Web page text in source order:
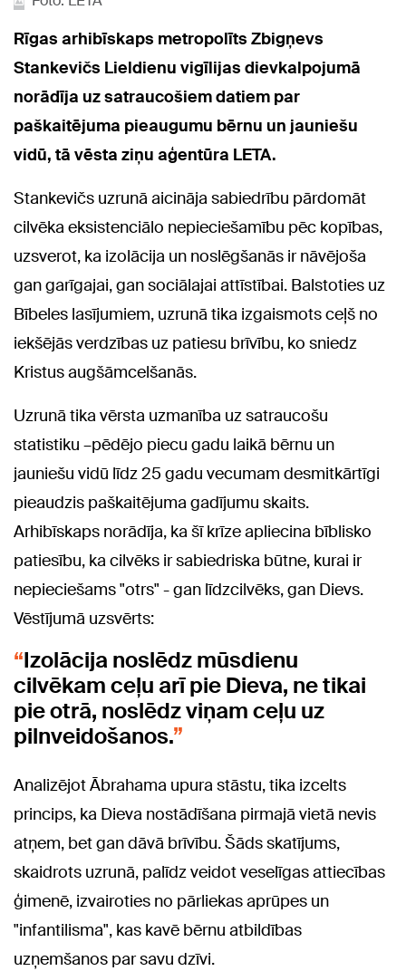
Rīgas arhibīskaps metropolīts Zbigņevs
Stankevičs Lieldienu vigīlijas dievkalpojumā
norādīja uz satraucošiem datiem par
paškaitējuma pieaugumu bērnu un jauniešu
vidū, tā vēsta ziņu aģentūra LETA.
Stankevičs uzrunā aicināja sabiedrību pārdomāt
cilvēka eksistenciālo nepieciešamību pēc kopības,
uzsverot, ka izolācija un noslēgšanās ir nāvējoša
gan garīgajai, gan sociālajai attīstībai. Balstoties uz
Bībeles lasījumiem, uzrunā tika izgaismots ceļš no
iekšējās verdzības uz patiesu brīvību, ko sniedz
Kristus augšāmcelšanās.
Uzrunā tika vērsta uzmanība uz satraucošu
statistiku –pēdējo piecu gadu laikā bērnu un
jauniešu vidū līdz 25 gadu vecumam desmitkārtīgi
pieaudzis paškaitējuma gadījumu skaits.
Arhibīskaps norādīja, ka šī krīze apliecina bīblisko
patiesību, ka cilvēks ir sabiedriska būtne, kurai ir
nepieciešams "otrs" - gan līdzcilvēks, gan Dievs.
Vēstījumā uzsvērts:
Izolācija noslēdz mūsdienu
cilvēkam ceļu arī pie Dieva, ne tikai
pie otrā, noslēdz viņam ceļu uz
pilnveidošanos.
Analizējot Ābrahama upura stāstu, tika izcelts
princips, ka Dieva nostādīšana pirmajā vietā nevis
atņem, bet gan dāvā brīvību. Šāds skatījums,
skaidrots uzrunā, palīdz veidot veselīgas attiecības
ģimenē, izvairoties no pārliekas aprūpes un
"infantilisma", kas kavē bērnu atbildības
uzņemšanos par savu dzīvi.